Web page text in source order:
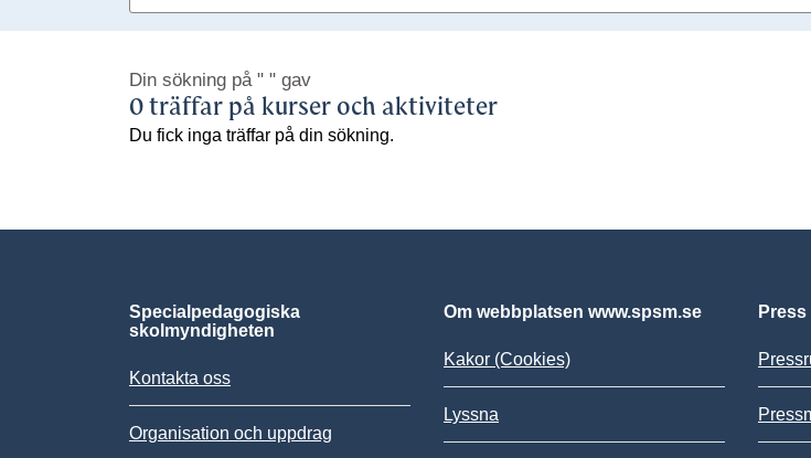
Din sökning på " " gav
0 träffar på kurser och aktiviteter
Du fick inga träffar på din sökning.
Specialpedagogiska
skolmyndigheten
Kontakta oss
Organisation och uppdrag
Om webbplatsen www.spsm.se
Kakor (Cookies)
Lyssna
Press